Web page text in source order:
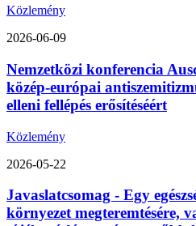
Közlemény
2026-06-09
Nemzetközi konferencia
közép-európai
elleni fellépés erősítéséért
Közlemény
2026-05-22
Javaslatcsomag - Egy
környezet megteremtésére,